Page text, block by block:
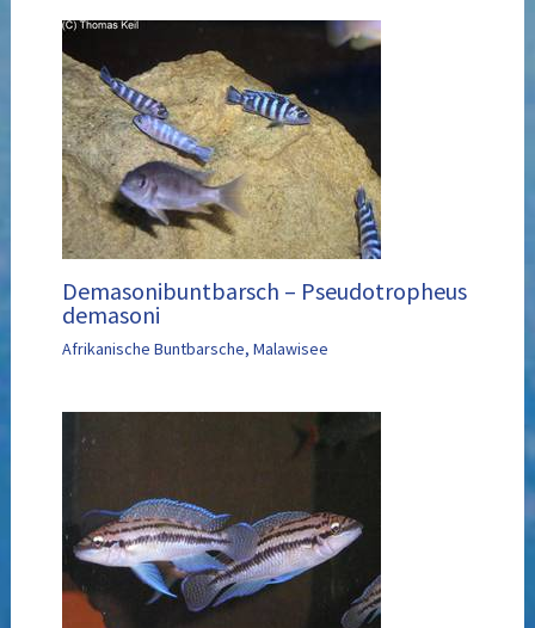
Demasonibuntbarsch – Pseudotropheus
demasoni
Afrikanische Buntbarsche, Malawisee